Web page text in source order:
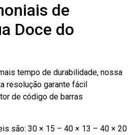
de
Doce do
tempo de durabilidade, nossa
resolução garante fácil
de código de barras
são: 30 × 15 – 40 × 13 – 40 × 20